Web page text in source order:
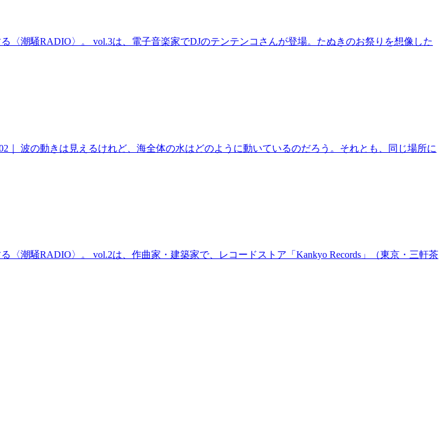
〈潮騒RADIO〉。 vol.3は、電子音楽家でDJのテンテンコさんが登場。たぬきのお祭りを想像した
波の動きは見えるけれど、海全体の水はどのように動いているのだろう。それとも、同じ場所に
潮騒RADIO〉。 vol.2は、作曲家・建築家で、レコードストア「Kankyo Records」（東京・三軒茶